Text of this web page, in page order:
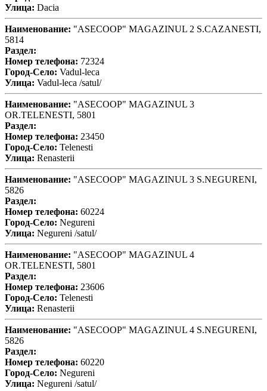
Улица: Dacia
Наименование: "ASECOOP" MAGAZINUL 2 S.CAZANESTI,
5814
Раздел:
Номер телефона: 72324
Город-Село: Vadul-leca
Улица: Vadul-leca /satul/
Наименование: "ASECOOP" MAGAZINUL 3
OR.TELENESTI, 5801
Раздел:
Номер телефона: 23450
Город-Село: Telenesti
Улица: Renasterii
Наименование: "ASECOOP" MAGAZINUL 3 S.NEGURENI,
5826
Раздел:
Номер телефона: 60224
Город-Село: Negureni
Улица: Negureni /satul/
Наименование: "ASECOOP" MAGAZINUL 4
OR.TELENESTI, 5801
Раздел:
Номер телефона: 23606
Город-Село: Telenesti
Улица: Renasterii
Наименование: "ASECOOP" MAGAZINUL 4 S.NEGURENI,
5826
Раздел:
Номер телефона: 60220
Город-Село: Negureni
Улица: Negureni /satul/